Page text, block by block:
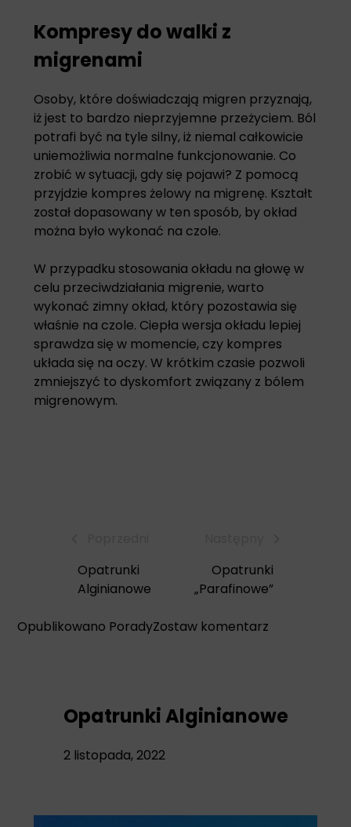
Kompresy do walki z
migrenami
Osoby, które doświadczają migren przyznają,
iż jest to bardzo nieprzyjemne przeżyciem. Ból
potrafi być na tyle silny, iż niemal całkowicie
uniemożliwia normalne funkcjonowanie. Co
zrobić w sytuacji, gdy się pojawi? Z pomocą
przyjdzie kompres żelowy na migrenę. Kształt
został dopasowany w ten sposób, by okład
można było wykonać na czole.
W przypadku stosowania okładu na głowę w
celu przeciwdziałania migrenie, warto
wykonać zimny okład, który pozostawia się
właśnie na czole. Ciepła wersja okładu lepiej
sprawdza się w momencie, czy kompres
układa się na oczy. W krótkim czasie pozwoli
zmniejszyć to dyskomfort związany z bólem
migrenowym.
Opatrunki
Alginianowe
Opatrunki
„Parafinowe”
Opublikowano PoradyZostaw komentarz
i
Opatrunki Alginianowe
2 listopada, 2022